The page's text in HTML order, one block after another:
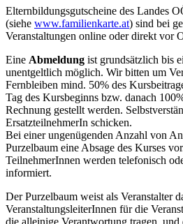
Elternbildungsgutscheine des Landes
(siehe www.familienkarte.at) sind bei
Veranstaltungen online oder direkt vor
Eine Abmeldung ist grundsätzlich bis
unentgeltlich möglich. Wir bitten um
Fernbleiben mind. 50% des
Tag des Kursbeginns bzw. danach
Rechnung gestellt werden.
ErsatzteilnehmerIn schicken.
Bei einer ungenügenden Anzahl von
Purzelbaum eine Absage des Kurses
TeilnehmerInnen werden telefonisch
informiert.
Der Purzelbaum weist als Veranstalter
VeranstaltungsleiterInnen für die
die alleinige Verantwortung tragen,